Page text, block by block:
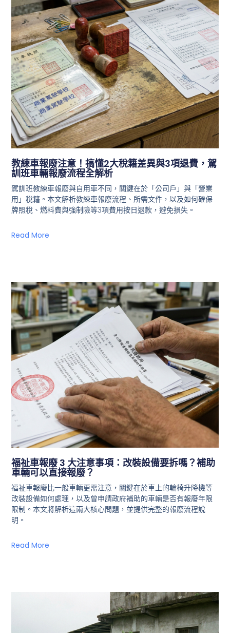
教練車報廢注意！搞懂2大稅籍差異與3項退費，駕
訓班車輛報廢流程全解析
駕訓班教練車報廢與自用車不同，關鍵在於「公司戶」與「營業
用」稅籍。本文解析教練車報廢流程、所需文件，以及如何確保
牌照稅、燃料費與強制險等3項費用按日退款，避免損失。
Read More
福祉車報廢 3 大注意事項：改裝設備要拆嗎？補助
車輛可以直接報廢？
福祉車報廢比一般車輛更需注意，關鍵在於車上的輪椅升降機等
改裝設備如何處理，以及曾申請政府補助的車輛是否有報廢年限
限制。本文將解析這兩大核心問題，並提供完整的報廢流程說
明。
Read More